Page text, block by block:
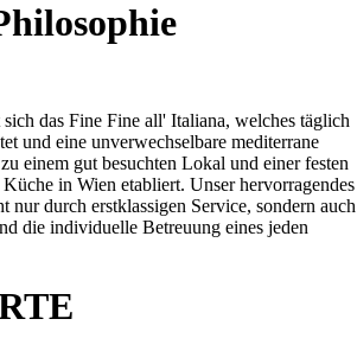
das Fine Fine all' Italiana, welches täglich
und eine unverwechselbare mediterrane
einem gut besuchten Lokal und einer festen
in Wien etabliert. Unser hervorragendes
nur durch erstklassigen Service, sondern auch
die individuelle Betreuung eines jeden